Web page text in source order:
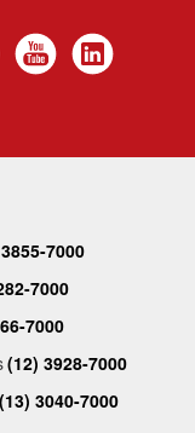
7000
7000
7000
(12) 3928-7000
(13) 3040-7000